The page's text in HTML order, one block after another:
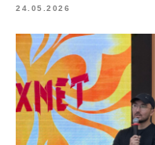
24.05.2026